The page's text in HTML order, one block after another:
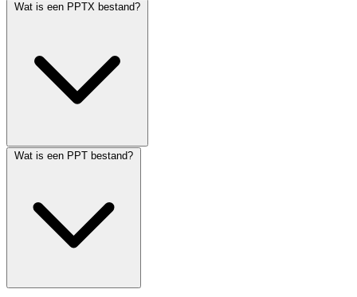
Wat is een PPTX bestand?
Wat is een PPT bestand?